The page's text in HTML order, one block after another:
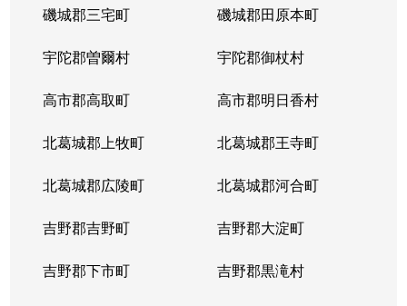
磯城郡三宅町 磯城郡田原本町
宇陀郡曽爾村 宇陀郡御杖村
高市郡高取町 高市郡明日香村
北葛城郡上牧町 北葛城郡王寺町
北葛城郡広陵町 北葛城郡河合町
吉野郡吉野町 吉野郡大淀町
吉野郡下市町 吉野郡黒滝村